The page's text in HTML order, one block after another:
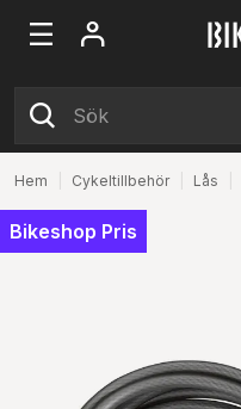
Hem Cykeltillbehör Lås
Bikeshop Pris